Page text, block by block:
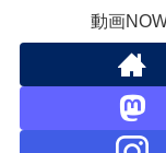
動画